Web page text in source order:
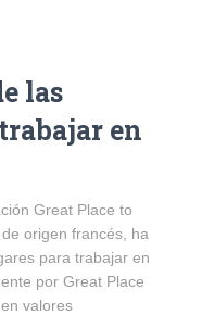
las
en
Great Place to
origen francés, ha
para trabajar en
por Great Place
valores